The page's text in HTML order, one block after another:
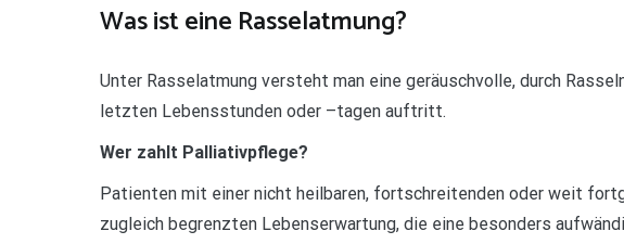
Was ist eine Rasselatmung?
Unter Rasselatmung versteht man eine geräuschvolle, durch
letzten Lebensstunden oder –tagen auftritt.
Wer zahlt Palliativpflege?
Patienten mit einer nicht heilbaren, fortschreitenden oder weit
zugleich begrenzten Lebenserwartung, die eine besonders